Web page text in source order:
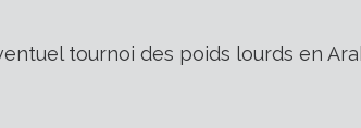
tournoi des poids lourds en